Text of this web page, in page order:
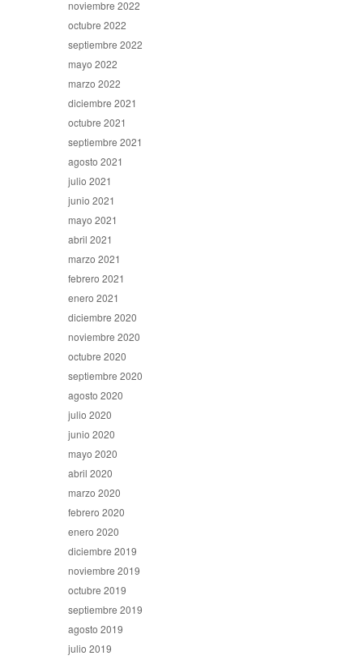
noviembre 2022
octubre 2022
septiembre 2022
mayo 2022
marzo 2022
diciembre 2021
octubre 2021
septiembre 2021
agosto 2021
julio 2021
junio 2021
mayo 2021
abril 2021
marzo 2021
febrero 2021
enero 2021
diciembre 2020
noviembre 2020
octubre 2020
septiembre 2020
agosto 2020
julio 2020
junio 2020
mayo 2020
abril 2020
marzo 2020
febrero 2020
enero 2020
diciembre 2019
noviembre 2019
octubre 2019
septiembre 2019
agosto 2019
julio 2019